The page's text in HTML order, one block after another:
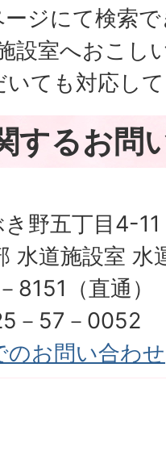
ジにて検索
設室へおこし
ても対応し
するお問
野五丁目4-11
水道施設室 水
8151（直通）
－57－0052
のお問い合わせ